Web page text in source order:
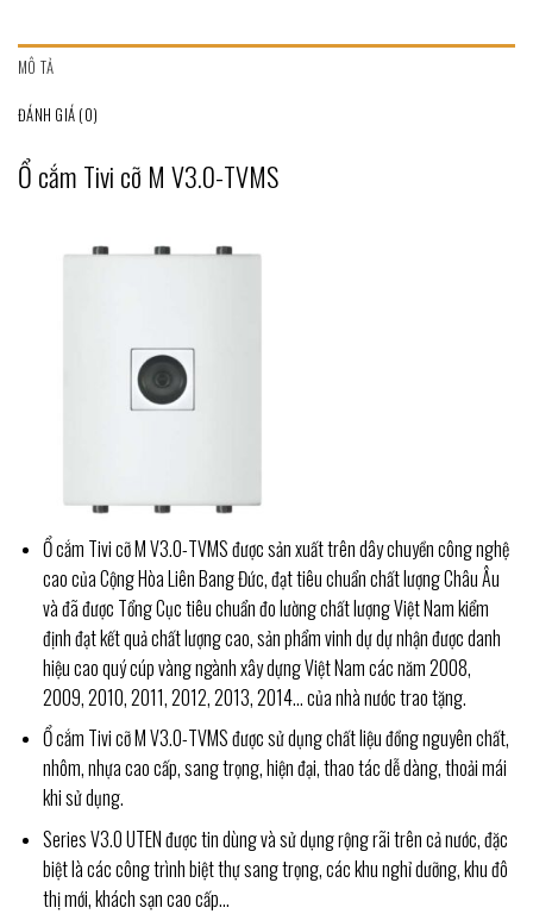
MÔ TẢ
ĐÁNH GIÁ (0)
Ổ cắm Tivi cỡ M V3.0-TVMS
Ổ cắm Tivi cỡ M V3.0-TVMS được sản xuất trên dây chuyền công nghệ
cao của Cộng Hòa Liên Bang Đức, đạt tiêu chuẩn chất lượng Châu Âu
và đã được Tổng Cục tiêu chuẩn đo lường chất lượng Việt Nam kiểm
định đạt kết quả chất lượng cao, sản phẩm vinh dự dự nhận được danh
hiệu cao quý cúp vàng ngành xây dựng Việt Nam các năm 2008,
2009, 2010, 2011, 2012, 2013, 2014… của nhà nước trao tặng.
Ổ cắm Tivi cỡ M V3.0-TVMS được sử dụng chất liệu đồng nguyên chất,
nhôm, nhựa cao cấp, sang trọng, hiện đại, thao tác dễ dàng, thoải mái
khi sử dụng.
Series V3.0 UTEN được tin dùng và sử dụng rộng rãi trên cả nước, đặc
biệt là các công trình biệt thự sang trọng, các khu nghỉ dưỡng, khu đô
thị mới, khách sạn cao cấp…